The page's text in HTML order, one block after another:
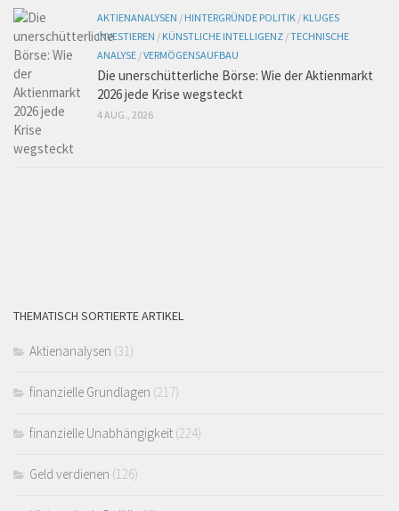
AKTIENANALYSEN / HINTERGRÜNDE POLITIK / KLUGES
INVESTIEREN / KÜNSTLICHE INTELLIGENZ /TECHNISCHE
ANALYSE /VERMÖGENSAUFBAU
Die unerschütterliche Börse: Wie der Aktienmarkt
2026 jede Krise wegsteckt
4 AUG., 2026
THEMATISCH SORTIERTE ARTIKEL
Aktienanalysen (31)
finanzielle Grundlagen (217)
finanzielle Unabhängigkeit (224)
Geld verdienen (126)